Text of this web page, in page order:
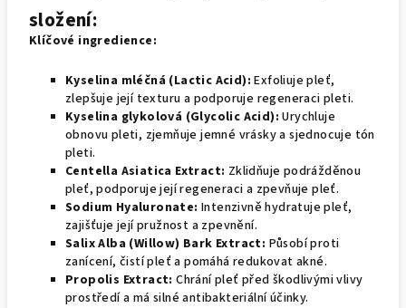
složení:
Klíčové ingredience:
Kyselina mléčná (Lactic Acid): Exfoliuje pleť,
zlepšuje její texturu a podporuje regeneraci pleti.
Kyselina glykolová (Glycolic Acid): Urychluje
obnovu pleti, zjemňuje jemné vrásky a sjednocuje tón
pleti.
Centella Asiatica Extract: Zklidňuje podrážděnou
pleť, podporuje její regeneraci a zpevňuje pleť.
Sodium Hyaluronate: Intenzivně hydratuje pleť,
zajišťuje její pružnost a zpevnění.
Salix Alba (Willow) Bark Extract: Působí proti
zanícení, čistí pleť a pomáhá redukovat akné.
Propolis Extract: Chrání pleť před škodlivými vlivy
prostředí a má silné antibakteriální účinky.